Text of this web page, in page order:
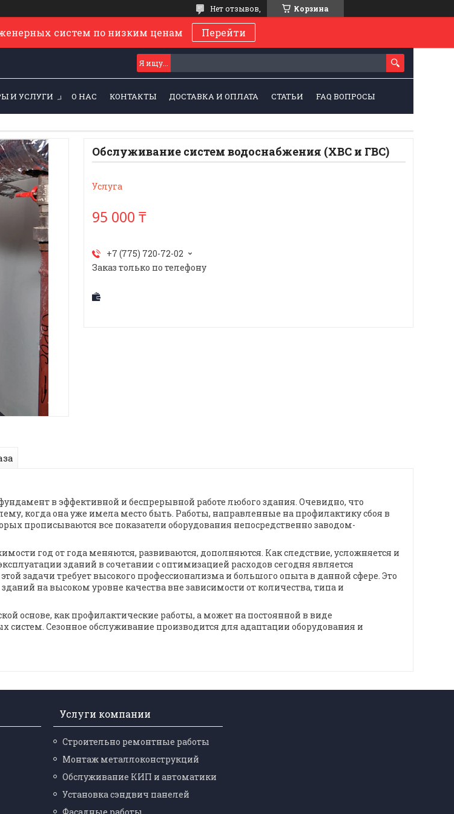
Корзина
Нет отзывов,
систем по низким ценам Перейти
И УСЛУГИ О НАС КОНТАКТЫ ДОСТАВКА И ОПЛАТА СТАТЬИ FAQ ВОПРОСЫ
Обслуживание систем водоснабжения (ХВС и ГВС)
Услуга
95 000 ₸
+7 (775) 720-72-02
Заказ только по телефону
фундамент в эффективной и беспрерывной работе любого здания. Очевидно, что
когда она уже имела место быть. Работы, направленные на профилактику сбоя в
прописываются все показатели оборудования непосредственно заводом-
год от года меняются, развиваются, дополняются. Как следствие, усложняется и
зданий в сочетании с оптимизацией расходов сегодня является
задачи требует высокого профессионализма и большого опыта в данной сфере. Это
на высоком уровне качества вне зависимости от количества, типа и
основе, как профилактические работы, а может на постоянной в виде
Сезонное обслуживание производится для адаптации оборудования и
Услуги компании
Строительно ремонтные работы
Монтаж металлоконструкций
Обслуживание КИП и автоматики
Установка сэндвич панелей